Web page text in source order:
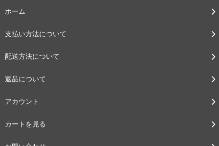
ホーム
支払い方法について
配送方法について
返品について
アカウント
カートを見る